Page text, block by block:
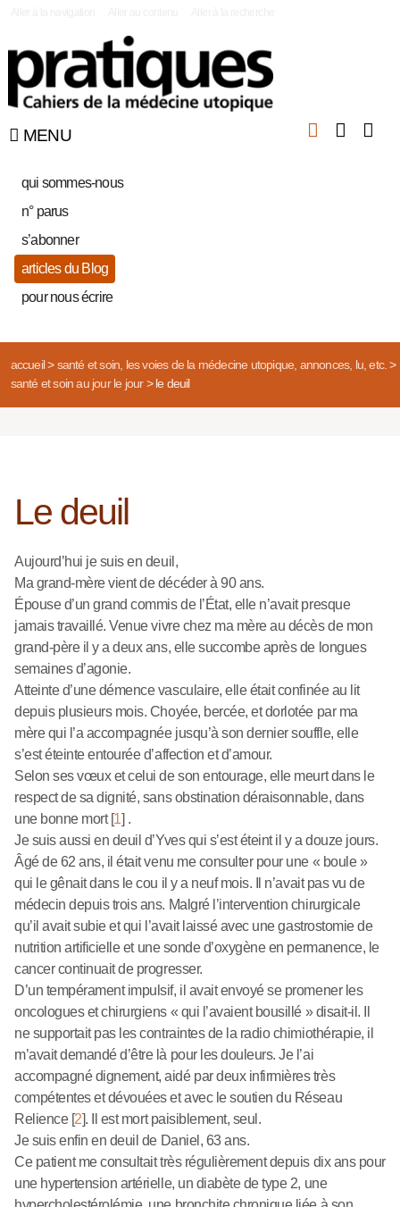
MENU
qui sommes-nous
n° parus
s’abonner
articles du Blog
pour nous écrire
accueil> santé et soin, les voies de la médecine utopique, annonces, lu, etc.>
santé et soin au jour le jour> le deuil
Le deuil
Aujourd’hui je suis en deuil,
Ma grand-mère vient de décéder à 90 ans.
Épouse d’un grand commis de l’État, elle n’avait presque
jamais travaillé. Venue vivre chez ma mère au décès de mon
grand-père il y a deux ans, elle succombe après de longues
semaines d’agonie.
Atteinte d’une démence vasculaire, elle était confinée au lit
depuis plusieurs mois. Choyée, bercée, et dorlotée par ma
mère qui l’a accompagnée jusqu’à son dernier souffle, elle
s’est éteinte entourée d’affection et d’amour.
Selon ses vœux et celui de son entourage, elle meurt dans le
respect de sa dignité, sans obstination déraisonnable, dans
une bonne mort[1] .
Je suis aussi en deuil d’Yves qui s’est éteint il y a douze jours.
Âgé de 62 ans, il était venu me consulter pour une « boule »
qui le gênait dans le cou il y a neuf mois. Il n’avait pas vu de
médecin depuis trois ans. Malgré l’intervention chirurgicale
qu’il avait subie et qui l’avait laissé avec une gastrostomie de
nutrition artificielle et une sonde d’oxygène en permanence, le
cancer continuait de progresser.
D’un tempérament impulsif, il avait envoyé se promener les
oncologues et chirurgiens « qui l’avaient bousillé » disait-il. Il
ne supportait pas les contraintes de la radio chimiothérapie, il
m’avait demandé d’être là pour les douleurs. Je l’ai
accompagné dignement, aidé par deux infirmières très
compétentes et dévouées et avec le soutien du Réseau
Relience[2]. Il est mort paisiblement, seul.
Je suis enfin en deuil de Daniel, 63 ans.
Ce patient me consultait très régulièrement depuis dix ans pour
une hypertension artérielle, un diabète de type 2, une